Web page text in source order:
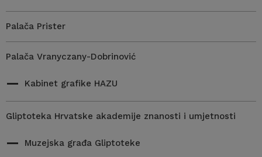
Palača Prister
Palača Vranyczany-Dobrinović
Kabinet grafike HAZU
Gliptoteka Hrvatske akademije znanosti i umjetnosti
Muzejska građa Gliptoteke